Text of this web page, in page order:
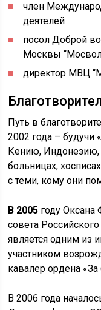
член
деятелей
посол Доброй
Москвы
директор МВЦ
Путь в
2002 года – будучи
Кению, Индонезию,
больницах,
с теми, кому они
В 2005 году
совета
является одним из
участником
кавалер ордена «За
В 2006 года